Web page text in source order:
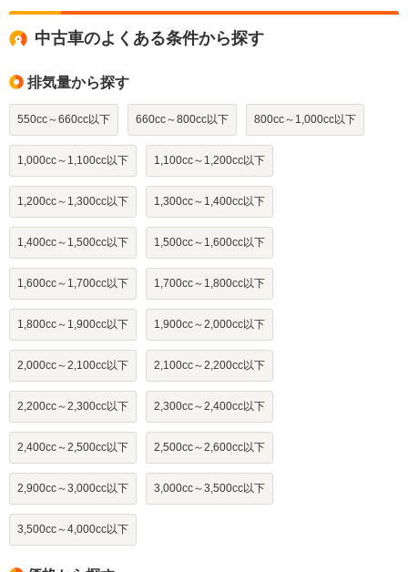
中古車のよくある条件から探す
排気量から探す
550cc～660cc以下 660cc～800cc以下 800cc～1,000cc以下
1,000cc～1,100cc以下 1,100cc～1,200cc以下
1,200cc～1,300cc以下 1,300cc～1,400cc以下
1,400cc～1,500cc以下 1,500cc～1,600cc以下
1,600cc～1,700cc以下 1,700cc～1,800cc以下
1,800cc～1,900cc以下 1,900cc～2,000cc以下
2,000cc～2,100cc以下 2,100cc～2,200cc以下
2,200cc～2,300cc以下 2,300cc～2,400cc以下
2,400cc～2,500cc以下 2,500cc～2,600cc以下
2,900cc～3,000cc以下 3,000cc～3,500cc以下
3,500cc～4,000cc以下